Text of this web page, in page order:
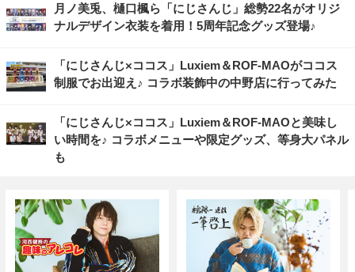
月ノ美兎、樋口楓ら「にじさんじ」総勢22名がオリジ
ナルデザイン衣装を着用！5周年記念グッズ登場♪
「にじさんじ×ココス」Luxiem＆ROF-MAOがココス
制服でお出迎え♪ コラボ装飾中の中野店に行ってみた
「にじさんじ×ココス」Luxiem＆ROF-MAOと美味し
い時間を♪ コラボメニューや限定グッズ、等身大パネル
も